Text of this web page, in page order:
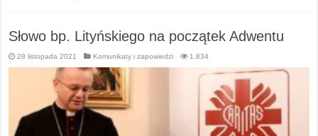
Słowo bp. Lityńskiego na początek Adwentu
28 listopada 2021 Komunikaty i zapowiedzi 1,834